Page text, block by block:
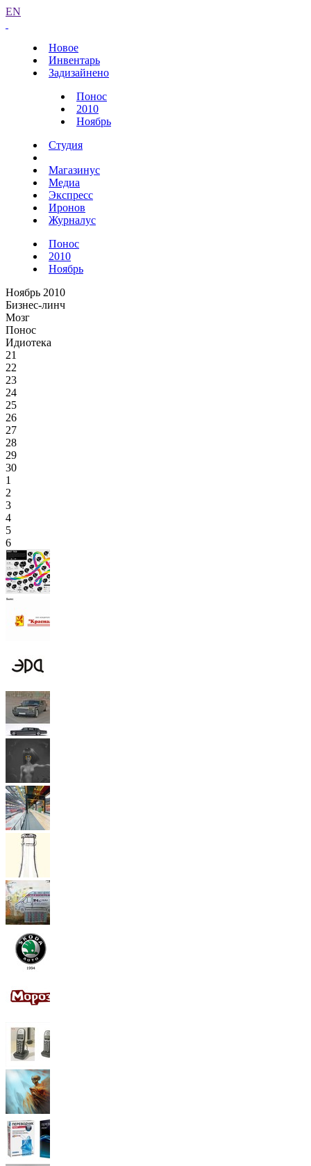
EN
Новое
Инвентарь
Задизайнено
Понос
2010
Ноябрь
Студия
Магазинус
Медиа
Экспресс
Иронов
Журналус
Понос
2010
Ноябрь
Ноябрь 2010
Бизнес-линч
Мозг
Понос
Идиотека
21
22
23
24
25
26
27
28
29
30
1
2
3
4
5
6